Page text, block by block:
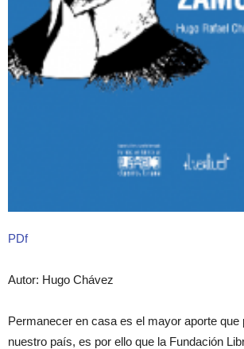
PDf
Autor: Hugo Chávez
Permanecer en casa es el mayor aporte que
nuestro país, es por ello que la Fundación